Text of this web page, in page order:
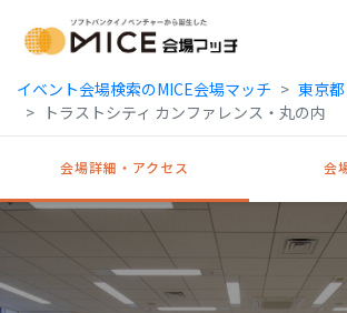
イベント会場検索のMICE会場マッチ
東京都
トラストシティ カンファレンス・丸の内
会場詳細・アクセス 会